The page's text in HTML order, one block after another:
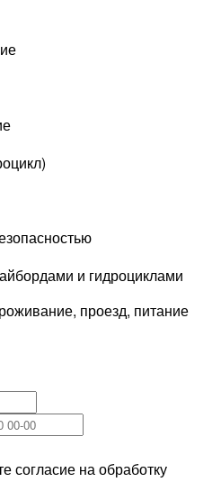
и гидроциклами
проезд, питание
согласие на обработку